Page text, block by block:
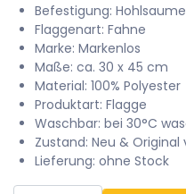
Befestigung:
Flaggenart: Fahne
Marke: Markenlos
Maße: ca. 30 x 45 cm
Material: 100% Polyester
Produktart: Flagge
Waschbar: bei 30°C
Zustand: Neu &
Lieferung: ohne Stock